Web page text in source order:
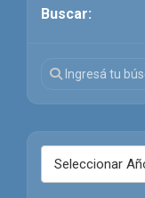
Buscar: